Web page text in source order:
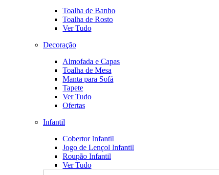
Toalha de Banho
Toalha de Rosto
Ver Tudo
Decoração
Almofada e Capas
Toalha de Mesa
Manta para Sofá
Tapete
Ver Tudo
Ofertas
Infantil
Cobertor Infantil
Jogo de Lençol Infantil
Roupão Infantil
Ver Tudo